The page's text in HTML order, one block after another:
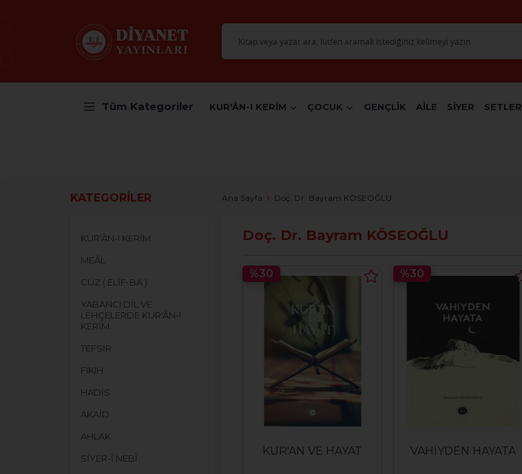
Tüm Kategoriler KUR'ÂN-I KERİM ÇOCUK GENÇLİK AİLE SİYER SETLER
KATEGORILER
KUR'ÂN-I KERİM
MEÂL
CÜZ ( ELİF-BA )
YABANCI DİL VE
LEHÇELERDE KUR'ÂN-I
KERİM
TEFSİR
FIKIH
HADİS
AKAİD
AHLAK
SİYER-İ NEBÎ
Ana Sayfa Doç. Dr. Bayram KÖSEOĞLU
Doç. Dr. Bayram KÖSEOĞLU
KUR'AN VE HAYAT
%30
VAHİYDEN HAYATA
%30